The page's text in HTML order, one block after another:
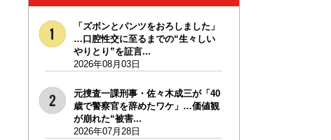
「ズボンとパンツをおろしました」
…口腔性交に至るまでの“生々しい
やりとり”を証言...
2026年08月03日
元捜査一課刑事・佐々木成三が「40
歳で警察官を辞めたワケ」…価値観
が崩れた“被害...
2026年07月28日